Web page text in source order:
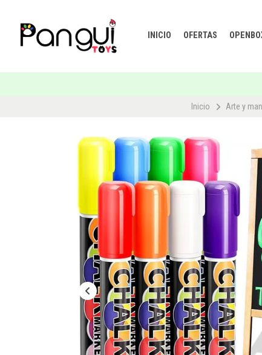
INICIO OFERTAS
Inicio Arte y